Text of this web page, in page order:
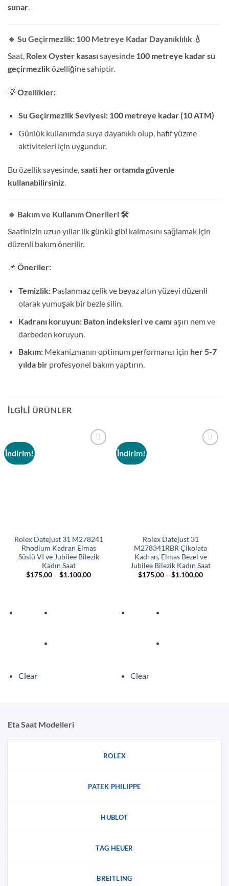
sunar.
🔹 Su Geçirmezlik: 100 Metreye Kadar Dayanıklılık 💧
Saat, Rolex Oyster kasasısayesinde 100 metreye kadar su
geçirmezliközelliğine sahiptir.
💡Özellikler:
Su Geçirmezlik Seviyesi: 100 metreye kadar (10 ATM)
Günlük kullanımda suya dayanıklı olup, hafif yüzme
aktiviteleri için uygundur.
Bu özellik sayesinde,saati her ortamda güvenle
kullanabilirsiniz.
🔹 Bakım ve Kullanım Önerileri🛠️
Saatinizin uzun yıllar ilk günkü gibi kalmasını sağlamak için
düzenli bakım önerilir.
📌 Öneriler:
Temizlik:Paslanmaz çelik ve beyaz altın yüzeyi düzenli
olarak yumuşak bir bezle silin.
Kadranı koruyun: Baton indeksleri ve camıaşırı nem ve
darbeden koruyun.
Bakım:Mekanizmanın optimum performansı için her 5-7
yılda birprofesyonel bakım yaptırın.
İLGILI ÜRÜNLER
İndirim!
Rolex Datejust 31 M278241
Rhodium Kadran Elmas
Süslü VI ve Jubilee Bilezik
Kadın Saat
$175,00 – $1.100,00Fiyat
Clear
İndirim!
Rolex Datejust 31
M278341RBR Çikolata
Kadran, Elmas Bezel ve
Jubilee Bilezik Kadın Saat
$175,00 – $1.100,00Fiyat
Clear
Eta Saat Modelleri
ROLEX
PATEK PHILIPPE
HUBLOT
TAG HEUER
BREITLING